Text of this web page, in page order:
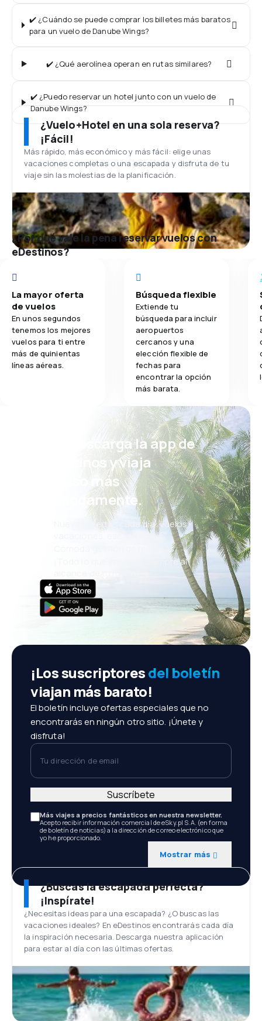
✔️ ¿Cuándo se puede comprar los billetes más baratos
para un vuelo de Danube Wings?
✔️ ¿Qué aerolínea operan en rutas similares?
✔️ ¿Puedo reservar un hotel junto con un vuelo de
Danube Wings?
¿Vuelo+Hotel en una sola reserva?
¡Fácil!
Más rápido, más económico y más fácil: elige unas
vacaciones completas o una escapada y disfruta de tu
viaje sin las molestias de la planificación.
¿Por qué vale la pena reservar vuelos con
eDestinos?
La mayor oferta
de vuelos
En unos segundos
tenemos los mejores
vuelos para ti entre
más de quinientas
líneas aéreas.
Búsqueda flexible
Extiende tu
búsqueda para incluir
aeropuertos
cercanos y una
elección flexible de
fechas para
encontrar la opción
más barata.
¡Eh! Descarga la app de
eDestinos y viaja
incluso más
cómodamente.
Nuevas ofertas cada día: vuelos,
vacaciones, escapadas
Cómoda gestión de reservas
¡Todo lo que importa, siempre al
¡Los suscriptoresdel boletín
viajan más barato!
El boletín incluye ofertas especiales que no
encontrarás en ningún otro sitio. ¡Únete y
disfruta!
Tu dirección de email
Más viajes a precios fantásticos en nuestra newsletter.
Acepto recibir información comercial de eSky.pl S.A. (en forma
de boletín de noticias) a la dirección de correo electrónico que
yo he proporcionado.
Mostrar más
Suscríbete
¿Buscas la escapada perfecta?
¡Inspírate!
¿Necesitas ideas para una escapada? ¿O buscas las
vacaciones ideales? En eDestinos encontrarás cada día
la inspiración necesaria. Descarga nuestra aplicación
para estar al día con las últimas ofertas.